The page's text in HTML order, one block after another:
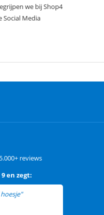
we bij Shop4
Social Media
reviews
9 en zegt: